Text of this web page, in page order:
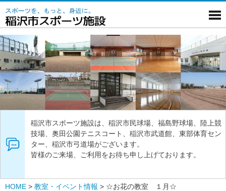
稲沢市スポーツ施設は、稲沢市民球場、福島野球場、陸上競
技場、奥田公園テニスコート、稲沢市武道館、東部体育セン
ター、稲沢市弓道場がございます。
皆様のご来場、ご利用をお待ち申し上げております。
HOME > 教室・イベント情報 > ☆お花の教室 １月☆